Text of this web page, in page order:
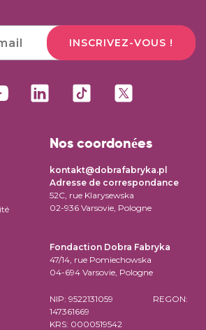
INSCRIVEZ-VOUS !
Nos coordonées
kontakt@dobrafabryka.pl
Adresse de correspondance
52C, rue Klarysewska
02-936 Varsovie, Pologne
Fondaction Dobra Fabryka
47/14, rue Pomiechowska
04-694 Varsovie, Pologne
NIP: 9522131059 REGON:
147361669
KRS: 0000519542